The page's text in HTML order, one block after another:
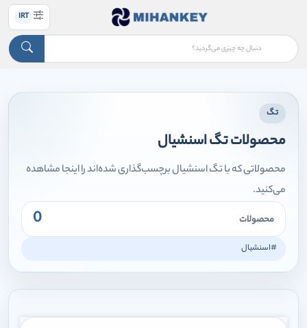
IRT
تگ
محصولات تگ اسنشیال
محصولاتی که با تگ اسنشیال برچسب‌گذاری شده‌اند را اینجا مشاهده
می‌کنید.
محصولات 0
#اسنشیال